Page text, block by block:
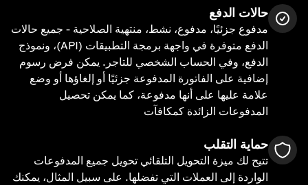
حالات الدفع
مدفوع جزئيًا، مدفوع، نشط، منتهية الصلاحية - جميع حالات
الدفع متوفرة في واجهة برمجة التطبيقات (API)، ونموذج
الدفع، وفي الحساب الشخصي للتاجر. يمكن فرض رسوم
إضافية على الفاتورة المدفوعة جزئيًا أو إلغاؤها أو وضع
علامة عليها على أنها مدفوعة، كما يمكن تحصيل
المدفوعات الزائدة كمكافآت
حماية التقلب
تتيح لك ميزة التحويل التلقائي تحويل جميع المدفوعات
الواردة إلى العملات التي تفضلها. على سبيل المثال، يمكنك